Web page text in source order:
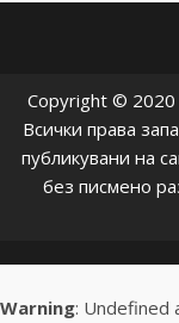
Copyright ©
Всички права
публикувани на
без писмено
Warning: Undefined